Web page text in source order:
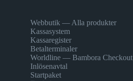
Webbutik — Alla produkter
Kassasystem
Kassaregister
Betalterminaler
Worldline — Bambora Checkout
Inlösenavtal
Startpaket